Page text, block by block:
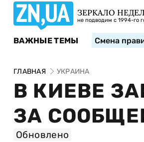
ЗЕРКАЛО
не подводим с 1994-го
ВАЖНЫЕ ТЕМЫ Смена
ГЛАВНАЯ УКРАИНА
В КИЕВЕ
ЗА
Обновлено